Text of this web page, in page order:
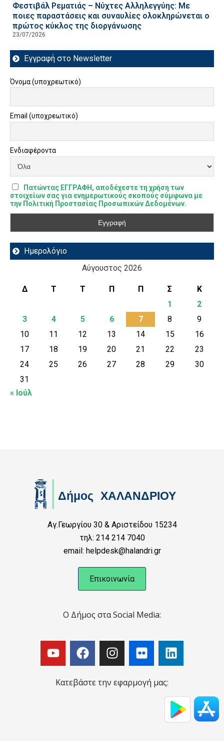
Φεστιβάλ Ρεματιάς – Νύχτες Αλληλεγγύης: Με
ποιες παραστάσεις και συναυλίες ολοκληρώνεται ο
πρώτος κύκλος της διοργάνωσης
23/07/2026
Εγγραφή στο Newsletter
Όνομα (υποχρεωτικό)
Email (υποχρεωτικό)
Ενδιαφέροντα
Πατώντας ΕΓΓΡΑΦΗ, αποδέχεστε τη χρήση των
στοιχείων σας για ενημερωτικούς σκοπούς σύμφωνα με
την Πολιτική Προστασίας Προσωπικών Δεδομένων.
Ημερολόγιο
Αύγουστος 2026
Δ Τ Τ Π Π Σ
Κ
1
2
3
4 5 6 7 8
9
10
11 12 13 14 15
16
17
18 19 20 21 22
23
24
25 26 27 28 29
30
31
« Ιούλ
Αγ.Γεωργίου 30 & Αριστείδου 15234
τηλ: 214 214 7040
email: helpdesk@halandri.gr
Επικοινωνία
Ο Δήμος στα Social Media:
Κατεβάστε την εφαρμογή μας: